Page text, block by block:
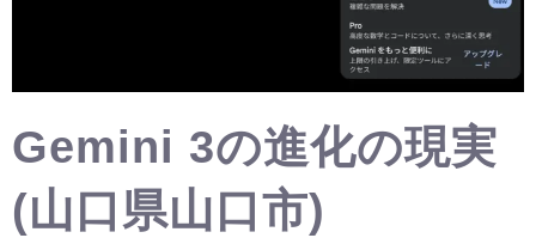
Gemini 3の進化の現実
(山口県山口市)